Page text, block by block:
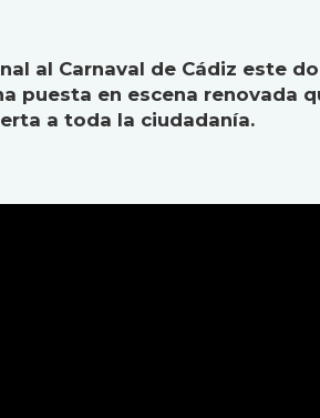
al Carnaval de Cádiz este
puesta en escena renovada
a toda la ciudadanía.